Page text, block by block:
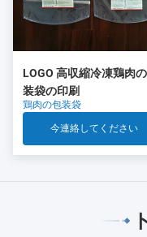
LOGO 高収縮冷凍鶏肉
装袋の印刷
鶏肉の包装袋
今連絡してください